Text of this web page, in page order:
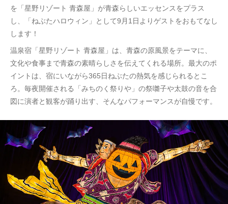
を「星野リゾート 青森屋」が青森らしいエッセンスをプラス
し、「ねぶたハロウィン」として9月1日よりゲストをおもてなし
します！
温泉宿「星野リゾート 青森屋」は、青森の原風景をテーマに、
文化や食事まで青森の素晴らしさを伝えてくれる場所。最大のポ
イントは、宿にいながら365日ねぶたの熱気を感じられるとこ
ろ。毎夜開催される「みちのく祭りや」の祭囃子や太鼓の音を合
図に演者と観客が踊り出す、そんなパフォーマンスが自慢です。